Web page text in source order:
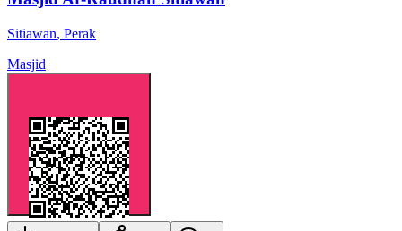
Sitiawan, Perak
Masjid